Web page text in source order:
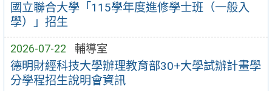
國立聯合大學「115學年度進修學士班（一般入
學）」招生
2026-07-22 輔導室
德明財經科技大學辦理教育部30+大學試辦計畫學
分學程招生說明會資訊